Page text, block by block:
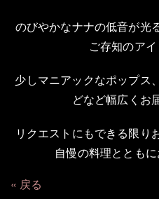
のびやかなナナの低音が光
ご存知のアイ
少しマニアックなポップス
どなど幅広くお
リクエストにもできる限り
自慢の料理とともに
戻る